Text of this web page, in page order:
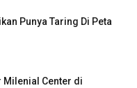
Punya Taring Di Peta
Milenial Center di